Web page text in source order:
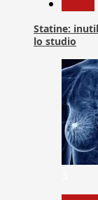
Statine:
lo studio